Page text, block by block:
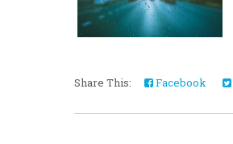
Share This: Facebook